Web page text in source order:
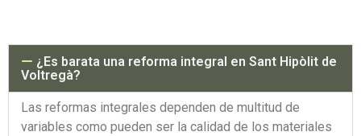
¿Es barata una reforma integral en Sant Hipòlit de
Voltregà?
Las reformas integrales dependen de multitud de
variables como pueden ser la calidad de los materiales